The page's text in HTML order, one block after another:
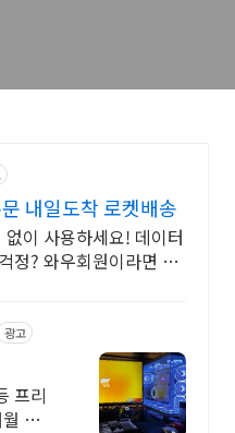
내일도착 로켓배송
이 사용하세요! 데이터
정? 와우회원이라면 무
광고
프리
무